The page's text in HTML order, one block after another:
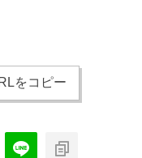
をコピー